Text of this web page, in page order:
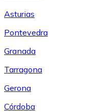
Asturias
Pontevedra
Granada
Tarragona
Gerona
Córdoba